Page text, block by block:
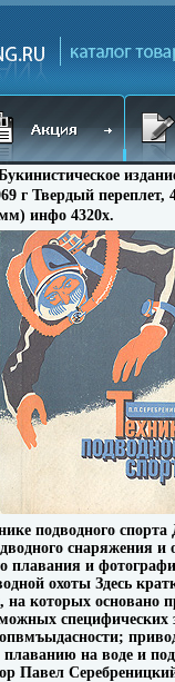
г Твердый переплет,
инфо 4320x.
подводного
снаряжения и
плавания и
охоты Здесь
которых основано
специфических
на воде и
Павел